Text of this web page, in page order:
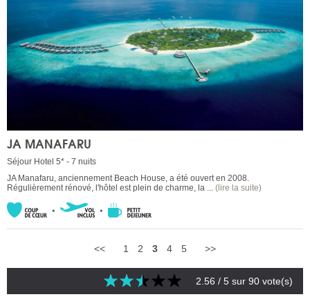
JA MANAFARU
Séjour Hotel 5* - 7 nuits
JA Manafaru, anciennement Beach House, a été ouvert en 2008.
Régulièrement rénové, l'hôtel est plein de charme, la ... (lire la suite)
<< 1 2 3 4 5 >>
2.56 / 5 sur 90 vote(s)